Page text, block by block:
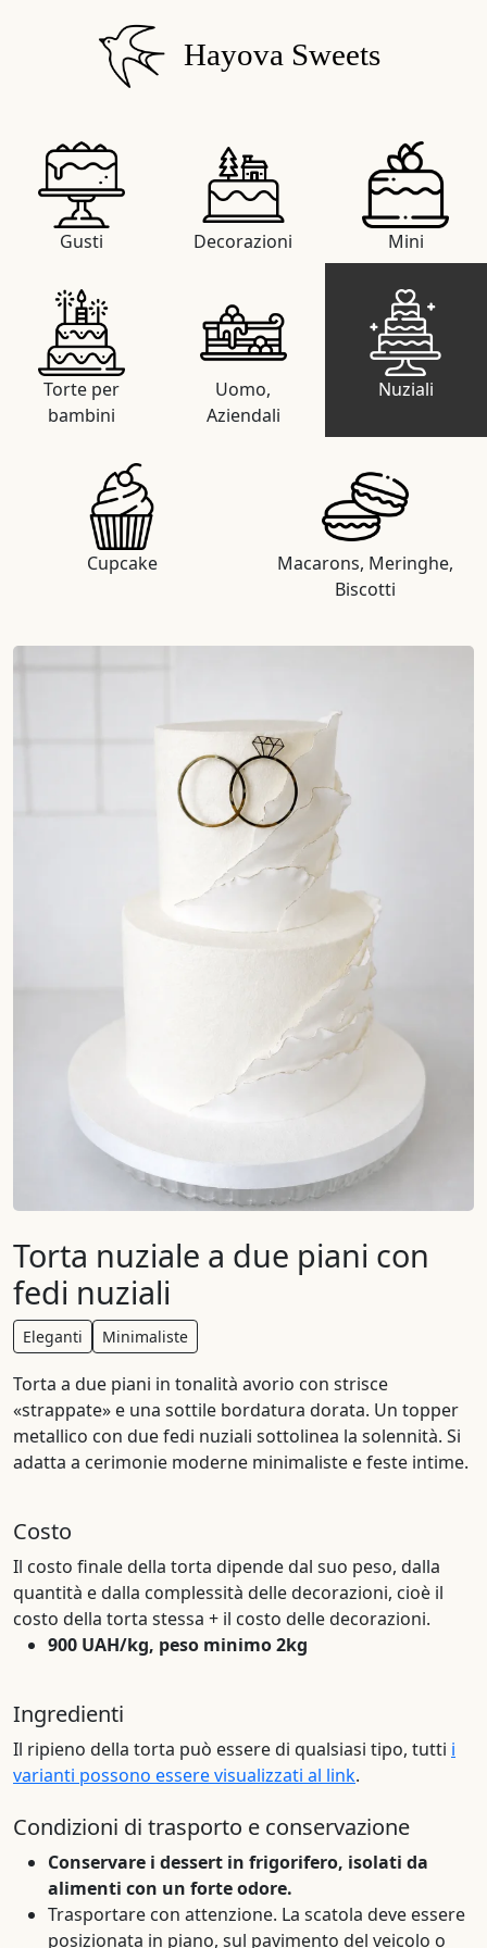
Hayova Sweets
Gusti Decorazioni Mini
Torte per
bambini
Uomo,
Aziendali
Nuziali
Cupcake
Macarons, Meringhe,
Biscotti
Torta nuziale a due piani con
fedi nuziali
Eleganti Minimaliste
Torta a due piani in tonalità avorio con strisce
«strappate» e una sottile bordatura dorata. Un topper
metallico con due fedi nuziali sottolinea la solennità. Si
adatta a cerimonie moderne minimaliste e feste intime.
Costo
Il costo finale della torta dipende dal suo peso, dalla
quantità e dalla complessità delle decorazioni, cioè il
costo della torta stessa + il costo delle decorazioni.
900 UAH/kg, peso minimo 2kg
Ingredienti
Il ripieno della torta può essere di qualsiasi tipo, tutti i
varianti possono essere visualizzati al link.
Condizioni di trasporto e conservazione
Conservare i dessert in frigorifero, isolati da
alimenti con un forte odore.
Trasportare con attenzione. La scatola deve essere
posizionata in piano, sul pavimento del veicolo o